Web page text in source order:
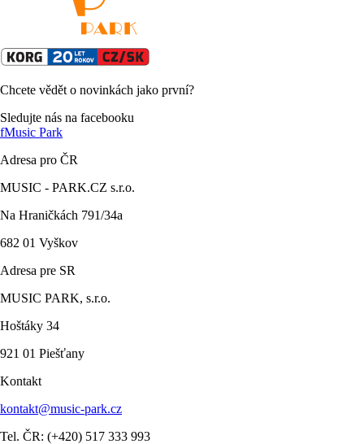
Chcete vědět o novinkách jako první?
Sledujte nás na facebooku
fMusic Park
Adresa pro ČR
MUSIC - PARK.CZ s.r.o.
Na Hraničkách 791/34a
682 01 Vyškov
Adresa pre SR
MUSIC PARK, s.r.o.
Hoštáky 34
921 01 Piešťany
Kontakt
kontakt@music-park.cz
Tel. ČR: (+420) 517 333 993